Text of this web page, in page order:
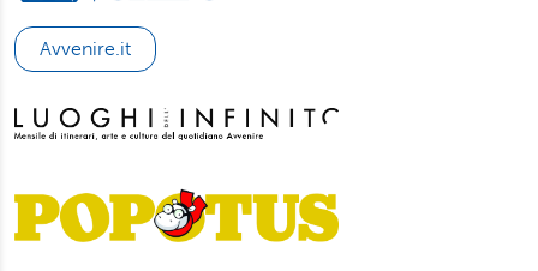
Avvenire.it